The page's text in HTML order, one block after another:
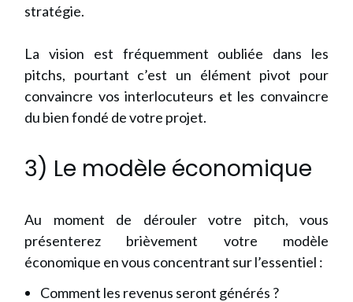
stratégie.
La vision est fréquemment oubliée dans les
pitchs, pourtant c’est un élément pivot pour
convaincre vos interlocuteurs et les convaincre
du bien fondé de votre projet.
3) Le modèle économique
Au moment de dérouler votre pitch, vous
présenterez brièvement votre modèle
économique en vous concentrant sur l’essentiel :
Comment les revenus seront générés ?